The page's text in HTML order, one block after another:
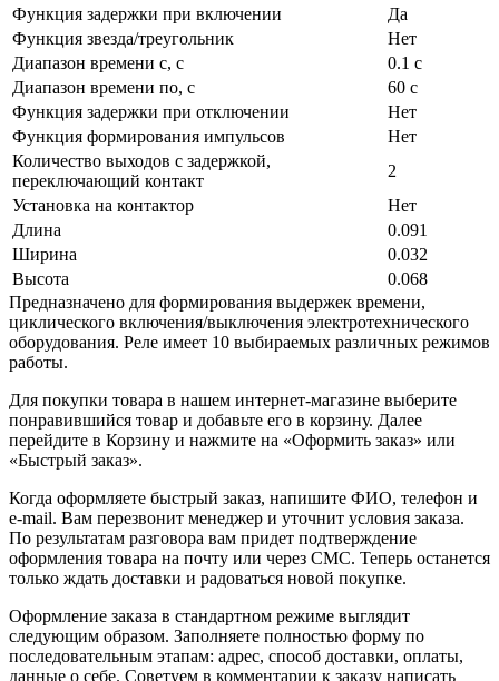
Функция задержки при включении
Да
Функция звезда/треугольник
Нет
Диапазон времени с, с
0.1 с
Диапазон времени по, с
60 с
Функция задержки при отключении
Нет
Функция формирования импульсов
Нет
Количество выходов с задержкой,
переключающий контакт
2
Установка на контактор
Нет
Длина
0.091
Ширина
0.032
Высота
0.068
Предназначено для формирования выдержек времени,
циклического включения/выключения электротехнического
оборудования. Реле имеет 10 выбираемых различных режимов
работы.
Для покупки товара в нашем интернет-магазине выберите
понравившийся товар и добавьте его в корзину. Далее
перейдите в Корзину и нажмите на «Оформить заказ» или
«Быстрый заказ».
Когда оформляете быстрый заказ, напишите ФИО, телефон и
e-mail. Вам перезвонит менеджер и уточнит условия заказа.
По результатам разговора вам придет подтверждение
оформления товара на почту или через СМС. Теперь останется
только ждать доставки и радоваться новой покупке.
Оформление заказа в стандартном режиме выглядит
следующим образом. Заполняете полностью форму по
последовательным этапам: адрес, способ доставки, оплаты,
данные о себе. Советуем в комментарии к заказу написать